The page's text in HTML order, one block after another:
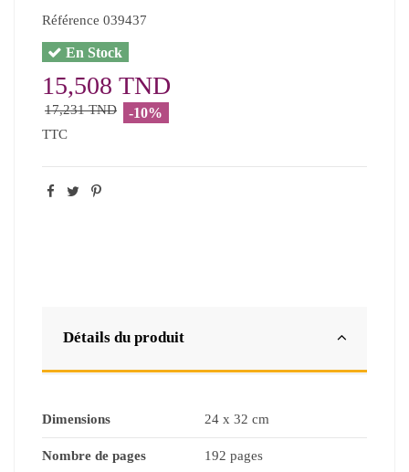
Référence 039437
En Stock
15,508 TND
17,231 TND -10%
TTC
Détails du produit
Dimensions 24 x 32 cm
Nombre de pages 192 pages